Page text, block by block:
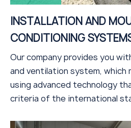
INSTALLATION AND
CONDITIONING
Our company provides you
and ventilation system,
using advanced technology
criteria of the international